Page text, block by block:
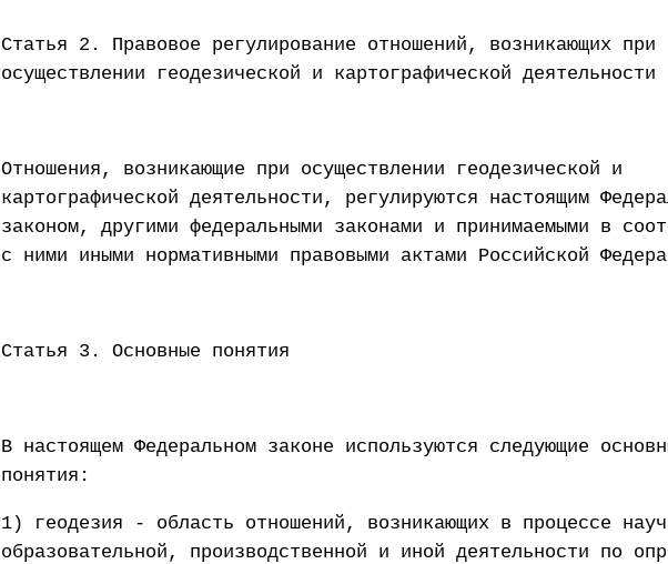
Статья 2. Правовое регулирование отношений, возникающих при
осуществлении геодезической и картографической деятельности
Отношения, возникающие при осуществлении геодезической и
картографической деятельности, регулируются настоящим
законом, другими федеральными законами и принимаемыми в
с ними иными нормативными правовыми актами Российской
Статья 3. Основные понятия
В настоящем Федеральном законе используются следующие
понятия:
1) геодезия - область отношений, возникающих в процессе
образовательной, производственной и иной деятельности по